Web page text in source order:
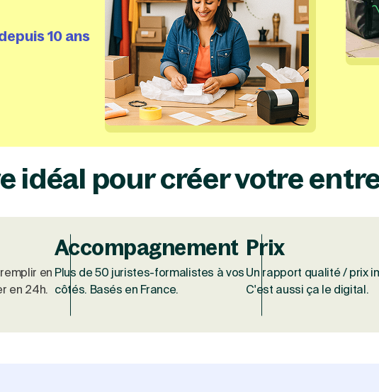
10 ans
type=option, createdAt=1719500302773,
isHubspotDefined=false, labelTranslations={}, type=option,
idéal pour créer votre
en
en 24h.
Accompagnement
Plus de 50 juristes-formalistes à vos
côtés. Basés en France.
Prix
Un rapport qualité / prix
C'est aussi ça le digital.